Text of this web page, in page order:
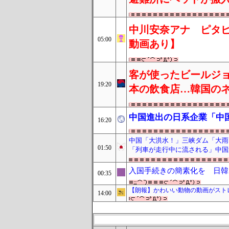
05:00
中川安奈アナ ピタ
動画あり】
19:20
客が使ったビールジ
本の飲食店…韓国の
16:20 中国進出の日系企業「中
01:50
中国「大洪水！」三峡ダム「大
「列車が走行中に流される」中
00:35 入国手続きの簡素化を 日
14:00 【朗報】かわいい動物の動画がス